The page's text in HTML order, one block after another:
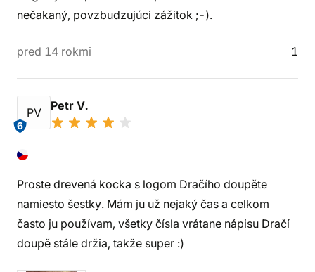
nečakaný, povzbudzujúci zážitok ;-).
pred 14 rokmi 1
PV
6
Petr V.
Proste drevená kocka s logom Dračího doupěte
namiesto šestky. Mám ju už nejaký čas a celkom
často ju používam, všetky čísla vrátane nápisu Dračí
doupě stále držia, takže super :)